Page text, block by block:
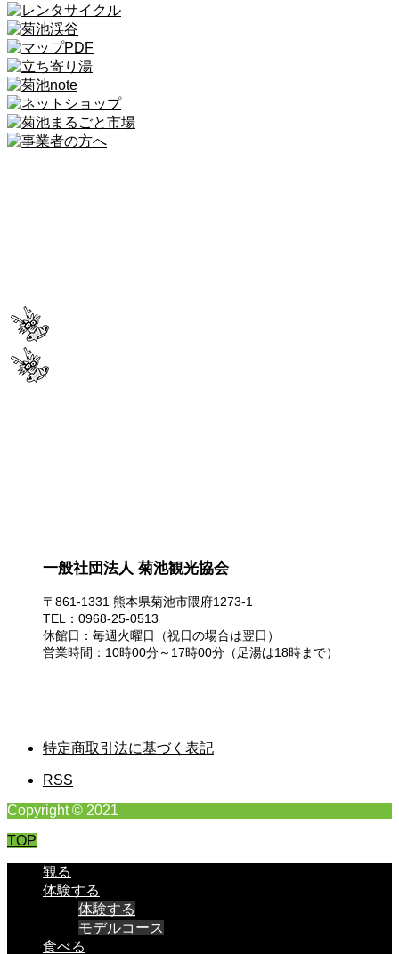
一般社団法人 菊池観光協会
〒861-1331 熊本県菊池市隈府1273-1
TEL：0968-25-0513
休館日：毎週火曜日（祝日の場合は翌日）
営業時間：10時00分～17時00分（足湯は18時まで）
特定商取引法に基づく表記
RSS
Copyright © 2021
TOP
観る
体験する
体験する
モデルコース
食べる